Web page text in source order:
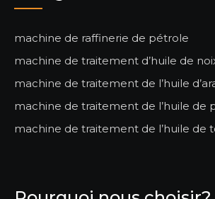
machine de raffinerie de pétrole
machine de traitement d’huile de
machine de traitement de l’huile
machine de traitement de l’huile de
machine de traitement de l’huile de